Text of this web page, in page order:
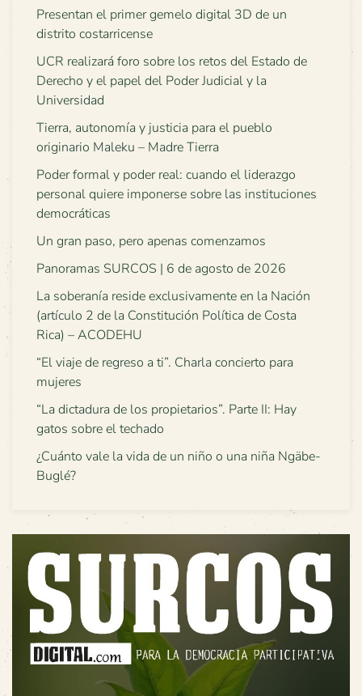
Presentan el primer gemelo digital 3D de un
distrito costarricense
UCR realizará foro sobre los retos del Estado de
Derecho y el papel del Poder Judicial y la
Universidad
Tierra, autonomía y justicia para el pueblo
originario Maleku – Madre Tierra
Poder formal y poder real: cuando el liderazgo
personal quiere imponerse sobre las instituciones
democráticas
Un gran paso, pero apenas comenzamos
Panoramas SURCOS | 6 de agosto de 2026
La soberanía reside exclusivamente en la Nación
(artículo 2 de la Constitución Política de Costa
Rica) – ACODEHU
“El viaje de regreso a ti”. Charla concierto para
mujeres
“La dictadura de los propietarios”. Parte II: Hay
gatos sobre el techado
¿Cuánto vale la vida de un niño o una niña Ngäbe-
Buglé?